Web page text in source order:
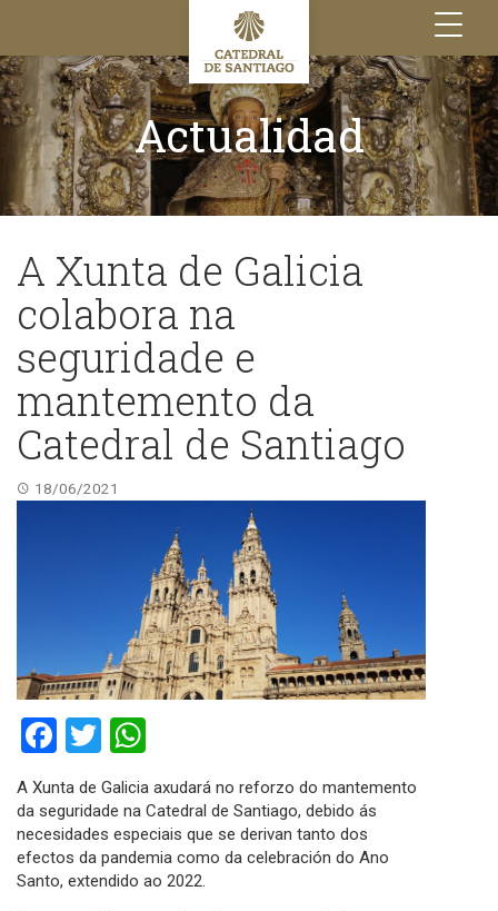
Toggle
navigation
Actualidad
A Xunta de Galicia
colabora na
seguridade e
mantemento da
Catedral de Santiago
18/06/2021
Facebook
Twitter
A Xunta de Galicia axudará no reforzo do mantemento
da seguridade na Catedral de Santiago, debido ás
necesidades especiais que se derivan tanto dos
efectos da pandemia como da celebración do Ano
Santo, extendido ao 2022.